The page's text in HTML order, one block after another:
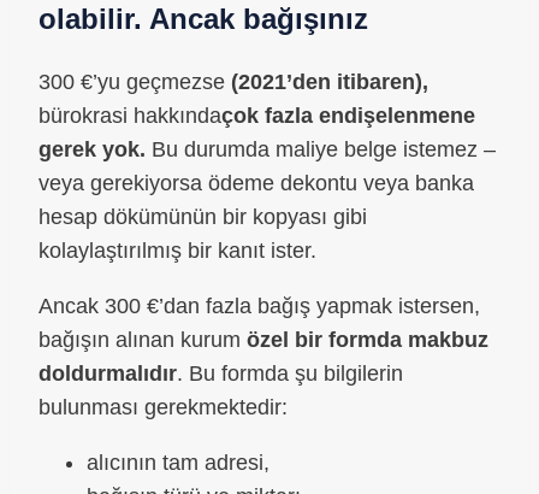
olabilir. Ancak bağışınız
300 €’yu geçmezse (2021’den itibaren),
bürokrasi hakkındaçok fazla endişelenmene
gerek yok. Bu durumda maliye belge istemez –
veya gerekiyorsa ödeme dekontu veya banka
hesap dökümünün bir kopyası gibi
kolaylaştırılmış bir kanıt ister.
Ancak 300 €’dan fazla bağış yapmak istersen,
bağışın alınan kurum özel bir formda makbuz
doldurmalıdır. Bu formda şu bilgilerin
bulunması gerekmektedir:
alıcının tam adresi,